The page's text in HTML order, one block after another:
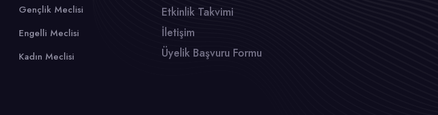
Gençlik Meclisi
Engelli Meclisi
Kadın Meclisi
Etkinlik Takvimi
İletişim
Üyelik Başvuru Formu